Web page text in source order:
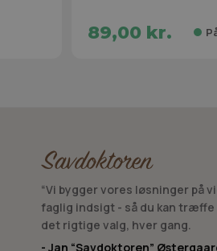
89,00 kr.
“Vi bygger vores løsninger på
faglig indsigt - så du kan træffe
det rigtige valg, hver gang.
- Jan “Savdoktoren”